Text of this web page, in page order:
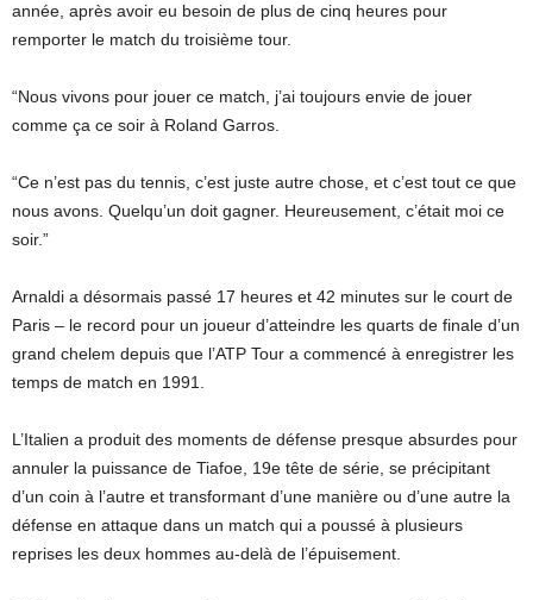
année, après avoir eu besoin de plus de cinq heures pour
remporter le match du troisième tour.
“Nous vivons pour jouer ce match, j’ai toujours envie de jouer
comme ça ce soir à Roland Garros.
“Ce n’est pas du tennis, c’est juste autre chose, et c’est tout ce que
nous avons. Quelqu’un doit gagner. Heureusement, c’était moi ce
soir.”
Arnaldi a désormais passé 17 heures et 42 minutes sur le court de
Paris – le record pour un joueur d’atteindre les quarts de finale d’un
grand chelem depuis que l’ATP Tour a commencé à enregistrer les
temps de match en 1991.
L’Italien a produit des moments de défense presque absurdes pour
annuler la puissance de Tiafoe, 19e tête de série, se précipitant
d’un coin à l’autre et transformant d’une manière ou d’une autre la
défense en attaque dans un match qui a poussé à plusieurs
reprises les deux hommes au-delà de l’épuisement.